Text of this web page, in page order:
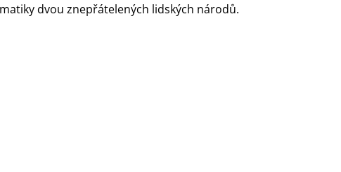
dvou znepřátelených lidských národů.